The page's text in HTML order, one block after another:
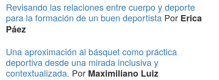
Revisando las relaciones entre cuerpo y deporte
para la formación de un buen deportista Por Erica
Páez
Una aproximación al básquet como práctica
deportiva desde una mirada inclusiva y
contextualizada. Por Maximiliano Luiz